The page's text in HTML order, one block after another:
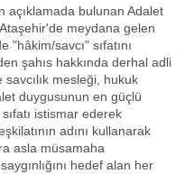
açıklamada bulunan Adalet
meydana gelen
"hâkim/savcı" sıfatını
şahıs hakkında derhal adli
savcılık mesleği, hukuk
duygusunun en güçlü
istismar ederek
adını kullanarak
asla müsamaha
hedef alan her